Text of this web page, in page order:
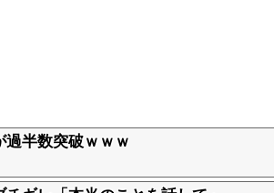
過半数突破ｗｗｗ